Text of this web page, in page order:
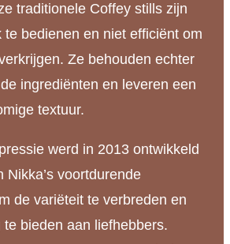
traditionele Coffey stills zijn
te bedienen en niet efficiënt om
Ze behouden echter
ingrediënten en leveren een
textuur.
werd in 2013 ontwikkeld
Nikka’s voortdurende
de variëteit te verbreden en
bieden aan liefhebbers.